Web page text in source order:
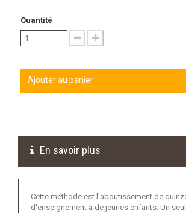
Quantité
Ajouter au panier
En savoir plus
Cette méthode est l'aboutissement de
d'enseignement à de jeunes enfants. Un